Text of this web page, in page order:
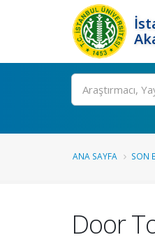
Ara
ANA SAYFA SON
Door